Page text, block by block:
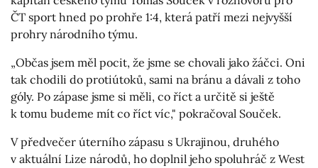
ČT sport hned po prohře 1:4, která patří mezi nejvyšší
prohry národního týmu.
„Občas jsem měl pocit, že jsme se chovali jako žáčci. Oni
tak chodili do protiútoků, sami na bránu a dávali z toho
góly. Po zápase jsme si měli, co říct a určitě si ještě
k tomu budeme mít co říct víc," pokračoval Souček.
V předvečer úterního zápasu s Ukrajinou, druhého
v aktuální Lize národů, ho doplnil jeho spoluhráč z West